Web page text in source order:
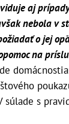
aj
nebola v
o jej
na
súlade s